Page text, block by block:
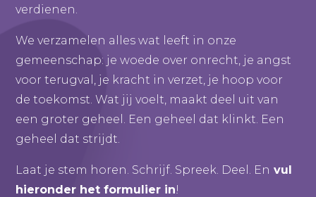
verdienen.
We verzamelen alles wat leeft in onze
gemeenschap: je woede over onrecht, je angst
voor terugval, je kracht in verzet, je hoop voor
de toekomst. Wat jij voelt, maakt deel uit van
een groter geheel. Een geheel dat klinkt. Een
geheel dat strijdt.
Laat je stem horen. Schrijf. Spreek. Deel. En vul
hieronder het formulier in!